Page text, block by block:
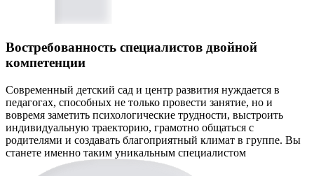
Востребованность специалистов двойной
компетенции
Современный детский сад и центр развития нуждается в
педагогах, способных не только провести занятие, но и
вовремя заметить психологические трудности, выстроить
индивидуальную траекторию, грамотно общаться с
родителями и создавать благоприятный климат в группе. Вы
станете именно таким уникальным специалистом